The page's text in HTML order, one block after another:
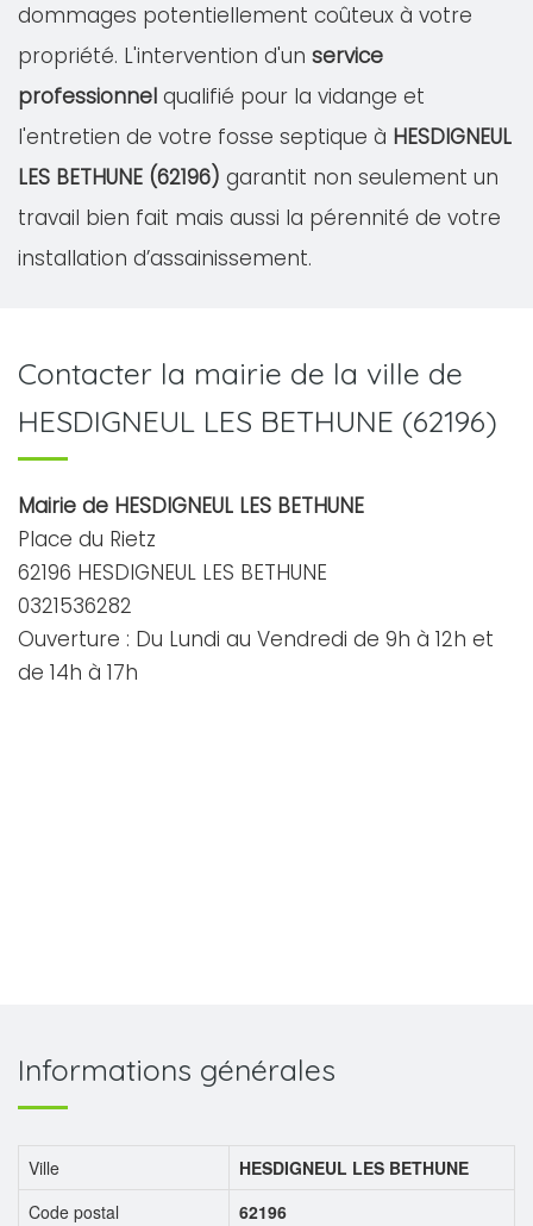
dommages potentiellement coûteux à votre
propriété. L'intervention d'un service
professionnel qualifié pour la vidange et
l'entretien de votre fosse septique à HESDIGNEUL
LES BETHUNE (62196) garantit non seulement un
travail bien fait mais aussi la pérennité de votre
installation d’assainissement.
Contacter la mairie de la ville de
HESDIGNEUL LES BETHUNE (62196)
Mairie de HESDIGNEUL LES BETHUNE
Place du Rietz
62196 HESDIGNEUL LES BETHUNE
0321536282
Ouverture : Du Lundi au Vendredi de 9h à 12h et
de 14h à 17h
Informations générales
Ville
HESDIGNEUL LES BETHUNE
Code postal
62196